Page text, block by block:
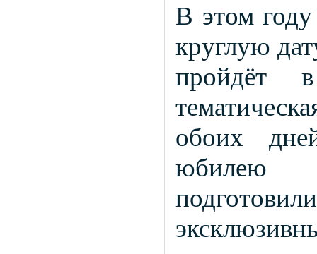
В этом
круглую
пройдёт
обоих
юбилею